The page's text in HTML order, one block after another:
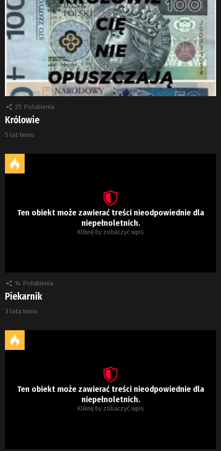
25 Polubienia
Królowie
5 lat temu
Ten obiekt może zawierać treści nieodpowiednie dla
niepełnoletnich.
Kliknij by zobaczyć wpis
14 Polubienia
Piekarnik
3 lata temu
Ten obiekt może zawierać treści nieodpowiednie dla
niepełnoletnich.
Kliknij by zobaczyć wpis